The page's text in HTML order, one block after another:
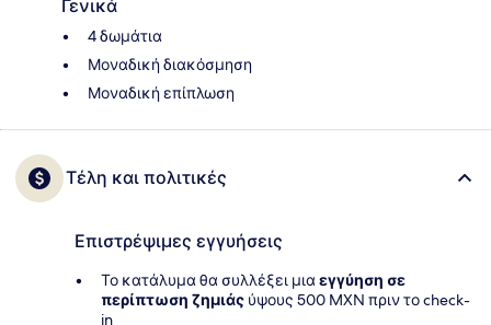
Γενικά
4 δωμάτια
Μοναδική διακόσμηση
Μοναδική επίπλωση
Τέλη και πολιτικές
Επιστρέψιμες εγγυήσεις
Το κατάλυμα θα συλλέξει μιαεγγύηση σε
περίπτωση ζημιάς ύψους 500 MXN πριν το check-
in